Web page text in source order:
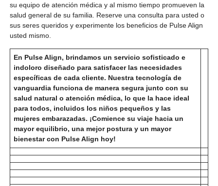
su equipo de atención médica y al mismo tiempo promueven la
salud general de su familia. Reserve una consulta para usted o
sus seres queridos y experimente los beneficios de Pulse Align
usted mismo.
En Pulse Align, brindamos un servicio sofisticado e
indoloro diseñado para satisfacer las necesidades
específicas de cada cliente. Nuestra tecnología de
vanguardia funciona de manera segura junto con su
salud natural o atención médica, lo que la hace ideal
para todos, incluidos los niños pequeños y las
mujeres embarazadas. ¡Comience su viaje hacia un
mayor equilibrio, una mejor postura y un mayor
bienestar con Pulse Align hoy!